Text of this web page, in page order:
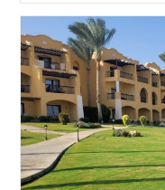
–
Ägypten
–
Marsa
Alam